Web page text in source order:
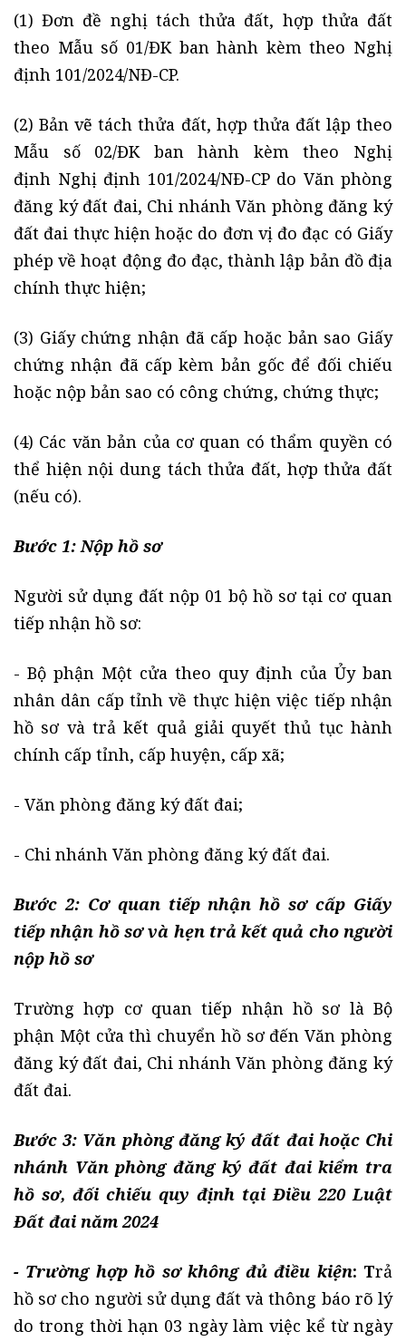
(1) Đơn đề nghị tách thửa đất, hợp thửa đất
theo Mẫu số 01/ĐK ban hành kèm theo Nghị
định 101/2024/NĐ-CP.
(2) Bản vẽ tách thửa đất, hợp thửa đất lập theo
Mẫu số 02/ĐK ban hành kèm theo Nghị
định Nghị định 101/2024/NĐ-CP do Văn phòng
đăng ký đất đai, Chi nhánh Văn phòng đăng ký
đất đai thực hiện hoặc do đơn vị đo đạc có Giấy
phép về hoạt động đo đạc, thành lập bản đồ địa
chính thực hiện;
(3) Giấy chứng nhận đã cấp hoặc bản sao Giấy
chứng nhận đã cấp kèm bản gốc để đối chiếu
hoặc nộp bản sao có công chứng, chứng thực;
(4) Các văn bản của cơ quan có thẩm quyền có
thể hiện nội dung tách thửa đất, hợp thửa đất
(nếu có).
Bước 1: Nộp hồ sơ
Người sử dụng đất nộp 01 bộ hồ sơ tại cơ quan
tiếp nhận hồ sơ:
- Bộ phận Một cửa theo quy định của Ủy ban
nhân dân cấp tỉnh về thực hiện việc tiếp nhận
hồ sơ và trả kết quả giải quyết thủ tục hành
chính cấp tỉnh, cấp huyện, cấp xã;
- Văn phòng đăng ký đất đai;
- Chi nhánh Văn phòng đăng ký đất đai.
Bước 2: Cơ quan tiếp nhận hồ sơ cấp Giấy
tiếp nhận hồ sơ và hẹn trả kết quả cho người
nộp hồ sơ
Trường hợp cơ quan tiếp nhận hồ sơ là Bộ
phận Một cửa thì chuyển hồ sơ đến Văn phòng
đăng ký đất đai, Chi nhánh Văn phòng đăng ký
đất đai.
Bước 3: Văn phòng đăng ký đất đai hoặc Chi
nhánh Văn phòng đăng ký đất đai kiểm tra
hồ sơ, đối chiếu quy định tại Điều 220Luật
Đất đai năm 2024
- Trường hợp hồ sơ không đủ điều kiện: Trả
hồ sơ cho người sử dụng đất và thông báo rõ lý
do trong thời hạn 03 ngày làm việc kể từ ngày